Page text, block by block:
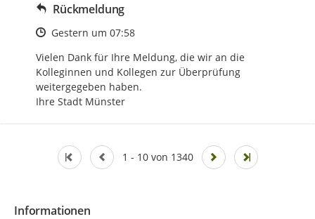
Rückmeldung
Zeitpunkt des Erstellens
Gestern um 07:58
Vielen Dank für Ihre Meldung, die wir an die
Kolleginnen und Kollegen zur Überprüfung
weitergegeben haben.
Ihre Stadt Münster
1 - 10 von 1340
Informationen